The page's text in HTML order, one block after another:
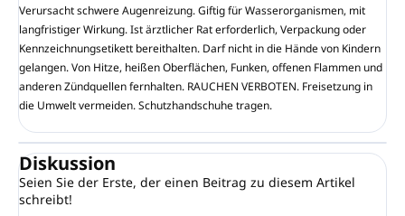
Verursacht schwere Augenreizung. Giftig für Wasserorganismen, mit
langfristiger Wirkung. Ist ärztlicher Rat erforderlich, Verpackung oder
Kennzeichnungsetikett bereithalten. Darf nicht in die Hände von Kindern
gelangen. Von Hitze, heißen Oberflächen, Funken, offenen Flammen und
anderen Zündquellen fernhalten. RAUCHEN VERBOTEN. Freisetzung in
die Umwelt vermeiden. Schutzhandschuhe tragen.
Diskussion
Seien Sie der Erste, der einen Beitrag zu diesem Artikel
schreibt!